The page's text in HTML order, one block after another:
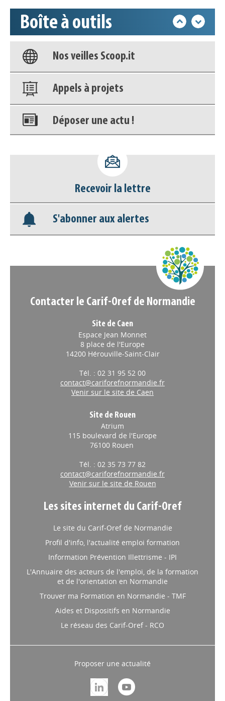
Boîte à outils
Base documentaire
Nos veilles Scoop.it
Appels à projets
Déposer une actu !
déconnecter)
Base documentaire
Nos veilles Scoop.it
Recevoir la lettre
S'abonner aux alertes
Contacter le Carif-Oref de Normandie
Site de Caen
Espace Jean Monnet
8 place de l'Europe
14200 Hérouville-Saint-Clair
Tél. : 02 31 95 52 00
contact@cariforefnormandie.fr
Venir sur le site de Caen
Site de Rouen
Atrium
115 boulevard de l'Europe
76100 Rouen
Tél. : 02 35 73 77 82
contact@cariforefnormandie.fr
Venir sur le site de Rouen
Les sites internet du Carif-Oref
Le site du Carif-Oref de Normandie
Profil d'info, l'actualité emploi formation
Information Prévention Illettrisme - IPI
L'Annuaire des acteurs de l'emploi, de la formation
et de l'orientation en Normandie
Trouver ma Formation en Normandie - TMF
Aides et Dispositifs en Normandie
Le réseau des Carif-Oref - RCO
Proposer une actualité